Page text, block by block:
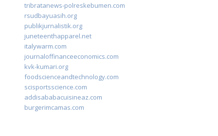
tribratanews-polreskebumen.com
rsudbayuasih.org
publikjurnalistik.org
juneteenthapparel.net
italywarm.com
journaloffinanceeconomics.com
kvk-kumari.org
foodscienceandtechnology.com
scisportsscience.com
addisababacuisineaz.com
burgerimcamas.com